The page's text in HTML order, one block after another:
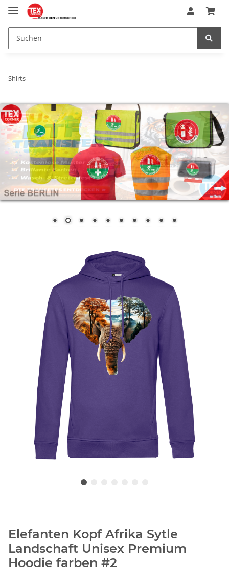
Shirts
Elefanten Kopf Afrika Sytle
Landschaft Unisex Premium
Hoodie farben #2